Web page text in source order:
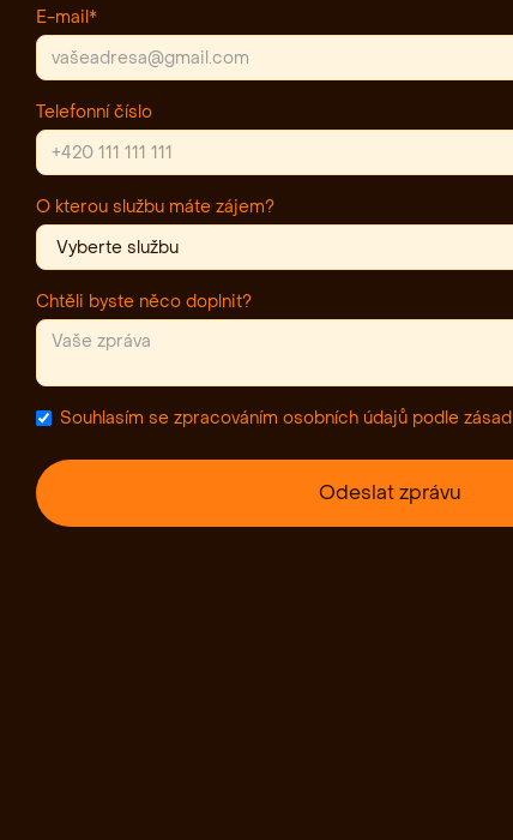
E-mail*
Telefonní číslo
O kterou službu máte zájem?
Chtěli byste něco doplnit?
Souhlasím se zpracováním osobních údajů podle zásad